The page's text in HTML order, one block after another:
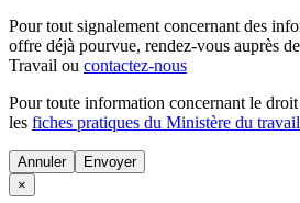
Pour tout signalement concernant des
offre déjà pourvue, rendez-vous auprès
Travail ou contactez-nous
Pour toute information concernant le
les fiches pratiques du Ministère du travail
Annuler
×